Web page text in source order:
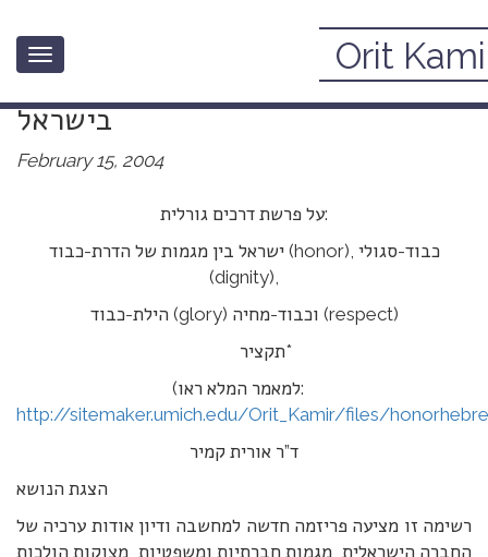
Toggle
Orit
כבוד וכבוד האדם בחברה ובמשפט
בישראל
February 15, 2004
על פרשת דרכים גורלית:
ישראל בין מגמות של הדרת-כבוד (honor), כבוד-סגולי
(dignity),
הילת-כבוד (glory) וכבוד-מחיה (respect)
תקציר*
(למאמר המלא ראו:
http://sitemaker.umich.edu/Orit_Kamir/files/
ד”ר אורית קמיר
הצגת הנושא
רשימה זו מציעה פריזמה חדשה למחשבה ודיון אודות ערכיה של
החברה הישראלית, מגמות חברתיות ומשפטיות, מצוקות הולכות